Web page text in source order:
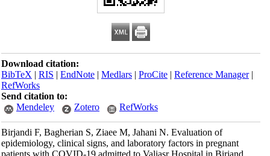
Download citation:
BibTeX|RIS|EndNote|Medlars|ProCite|Reference Manager
RefWorks
Send citation to:
Mendeley
Zotero RefWorks
Birjandi F, Bagherian S, Ziaee M, Jahani N. Evaluation of
epidemiology, clinical signs, and laboratory factors in pregnant
patients with COVID-19 admitted to Valiasr Hospital in Birjand